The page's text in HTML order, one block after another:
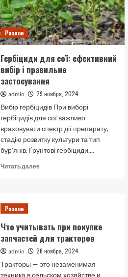
Разное
Гербіциди для сої: ефективний
вибір і правильне
застосування
admin
29 ноября, 2024
Вибір гербіцидів При виборі
гербіцидів для сої важливо
враховувати спектр дії препарату,
стадію розвитку культури та тип
бур'янів. Ґрунтові гербіциди,...
Читать далееПрочитать
вибір
і
правильне
Разное
Что учитывать при покупке
запчастей для тракторов
admin
26 ноября, 2024
Тракторы — это незаменимая
техника в сельском хозяйстве и